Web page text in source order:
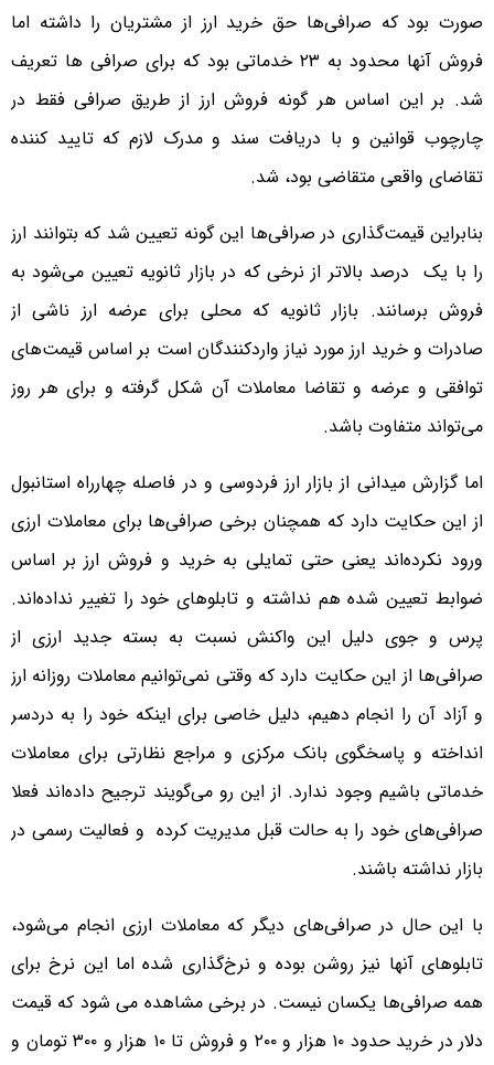
صورت بود که صرافی‌ها حق خرید ارز از مشتریان را داشته اما
فروش آنها محدود به ۲۳ خدماتی بود که برای صرافی ها تعریف
شد. بر این اساس هر گونه فروش ارز از طریق صرافی فقط در
چارچوب قوانین و با دریافت سند و مدرک لازم که تایید کننده
تقاضای واقعی متقاضی بود، شد.
بنابراین قیمت‌گذاری در صرافی‌ها این گونه تعیین شد که بتوانند ارز
را با یک درصد بالاتر از نرخی که در بازار ثانویه تعیین می‌شود به
فروش برسانند. بازار ثانویه که محلی برای عرضه ارز ناشی از
صادرات و خرید ارز مورد نیاز واردکنندگان است بر اساس قیمت‌های
توافقی و عرضه و تقاضا معاملات آن شکل گرفته و برای هر روز
می‌تواند متفاوت باشد.
اما گزارش میدانی از بازار ارز فردوسی و در فاصله چهارراه استانبول
از این حکایت دارد که همچنان برخی صرافی‌ها برای معاملات ارزی
ورود نکرده‌اند یعنی حتی تمایلی به خرید و فروش ارز بر اساس
ضوابط تعیین شده هم نداشته و تابلوهای خود را تغییر نداده‌اند.
پرس و جوی دلیل این واکنش نسبت به بسته جدید ارزی از
صرافی‌ها از این حکایت دارد که وقتی نمی‌توانیم معاملات روزانه ارز
و آزاد آن را انجام دهیم، دلیل خاصی برای اینکه خود را به دردسر
انداخته و پاسخگوی بانک مرکزی و مراجع نظارتی برای معاملات
خدماتی باشیم وجود ندارد. از این رو می‌گویند ترجیح داده‌اند فعلا
صرافی‌های خود را به حالت قبل مدیریت کرده و فعالیت رسمی در
بازار نداشته باشند.
با این حال در صرافی‌های دیگر که معاملات ارزی انجام می‌شود،
تابلوهای آنها نیز روشن بوده و نرخ‌گذاری شده اما این نرخ برای
همه صرافی‌ها یکسان نیست. در برخی مشاهده می شود که قیمت
دلار در خرید حدود ۱۰ هزار و ۲۰۰ و فروش تا ۱۰ هزار و ۳۰۰ تومان و